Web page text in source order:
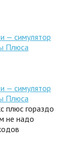
— симулятор
Плюса
— симулятор
Плюса
плюс гораздо
не надо